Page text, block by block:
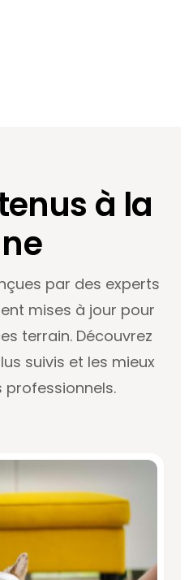
à la
par des experts
mises à jour pour
terrain. Découvrez
suivis et les mieux
professionnels.